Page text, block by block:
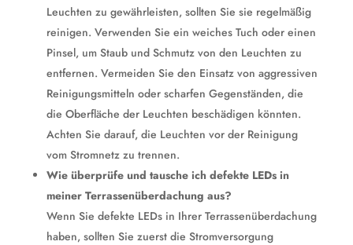
Leuchten zu gewährleisten, sollten Sie sie regelmäßig
reinigen. Verwenden Sie ein weiches Tuch oder einen
Pinsel, um Staub und Schmutz von den Leuchten zu
entfernen. Vermeiden Sie den Einsatz von aggressiven
Reinigungsmitteln oder scharfen Gegenständen, die
die Oberfläche der Leuchten beschädigen könnten.
Achten Sie darauf, die Leuchten vor der Reinigung
vom Stromnetz zu trennen.
Wie überprüfe und tausche ich defekte LEDs in
meiner Terrassenüberdachung aus?
Wenn Sie defekte LEDs in Ihrer Terrassenüberdachung
haben, sollten Sie zuerst die Stromversorgung